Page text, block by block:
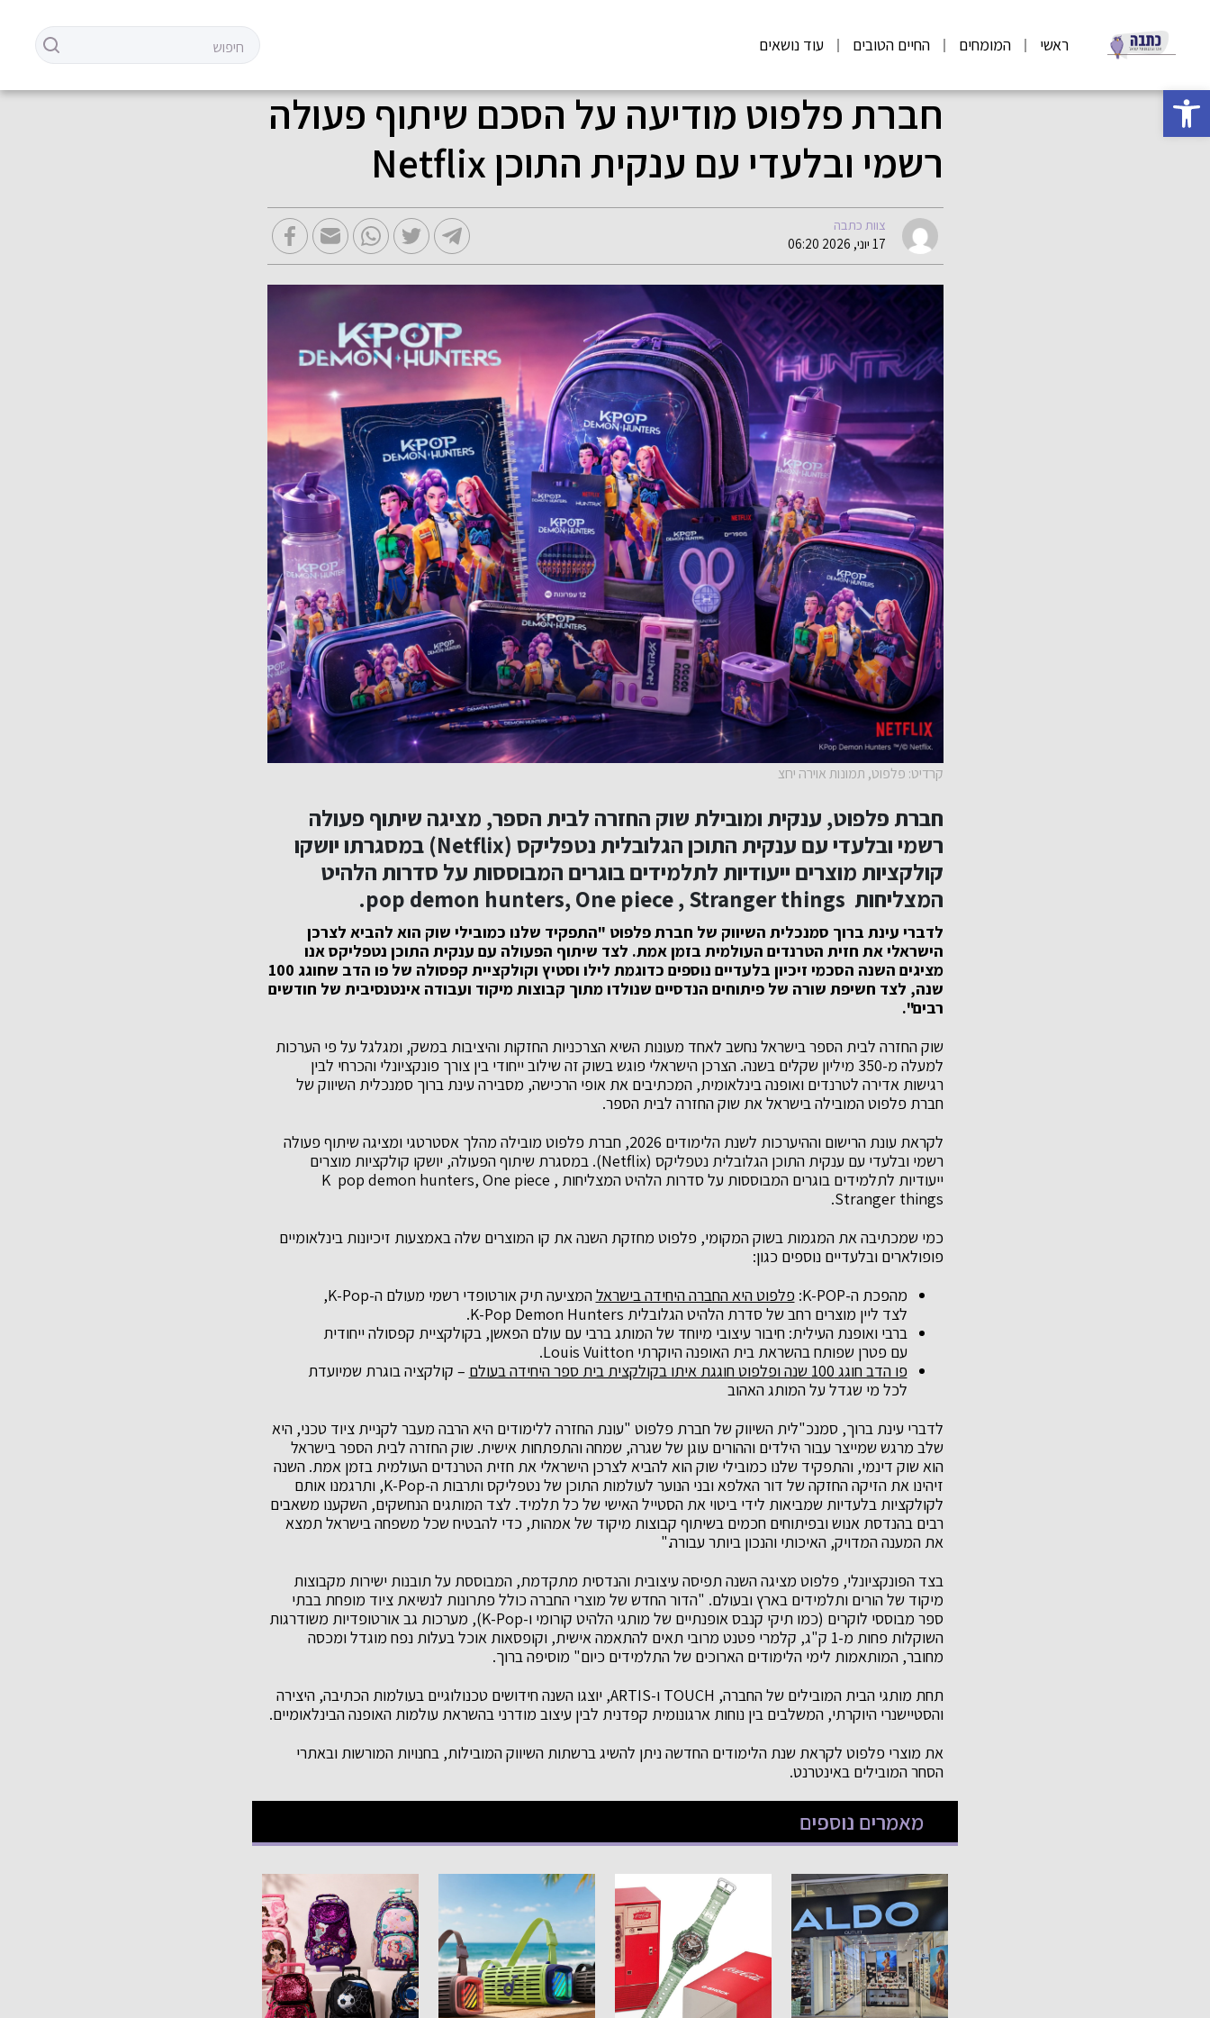
פתח סרגל נגישות
ראשי המומחים החיים הטובים עוד נושאים
חברת פלפוט מודיעה על הסכם שיתוף פעולה
רשמי ובלעדי עם ענקית התוכן Netflix
צוות כתבה
17 יוני, 2026 06:20
קרדיט: פלפוט, תמונות אוירה יחצ
חברת פלפוט, ענקית ומובילת שוק החזרה לבית הספר, מציגה שיתוף פעולה
רשמי ובלעדי עם ענקית התוכן הגלובלית נטפליקס (Netflix) במסגרתו יושקו
קולקציות מוצרים ייעודיות לתלמידים בוגרים המבוססות על סדרות הלהיט
המצליחות pop demon hunters, One piece , Stranger things.
לדברי עינת ברוך סמנכלית השיווק של חברת פלפוט "התפקיד שלנו כמובילי שוק הוא להביא לצרכן
הישראלי את חזית הטרנדים העולמית בזמן אמת. לצד שיתוף הפעולה עם ענקית התוכן נטפליקס אנו
מציגים השנה הסכמי זיכיון בלעדיים נוספים כדוגמת לילו וסטיץ וקולקציית קפסולה של פו הדב שחוגג 100
שנה, לצד חשיפת שורה של פיתוחים הנדסיים שנולדו מתוך קבוצות מיקוד ועבודה אינטנסיבית של חודשים
רבים".
שוק החזרה לבית הספר בישראל נחשב לאחד מעונות השיא הצרכניות החזקות והיציבות במשק, ומגלגל על פי הערכות
למעלה מ-350 מיליון שקלים בשנה. הצרכן הישראלי פוגש בשוק זה שילוב ייחודי בין צורך פונקציונלי והכרחי לבין
רגישות אדירה לטרנדים ואופנה בינלאומית, המכתיבים את אופי הרכישה, מסבירה עינת ברוך סמנכלית השיווק של
חברת פלפוט המובילה בישראל את שוק החזרה לבית הספר.
לקראת עונת הרישום וההיערכות לשנת הלימודים 2026, חברת פלפוט מובילה מהלך אסטרטגי ומציגה שיתוף פעולה
רשמי ובלעדי עם ענקית התוכן הגלובלית נטפליקס (Netflix). במסגרת שיתוף הפעולה, יושקו קולקציות מוצרים
ייעודיות לתלמידים בוגרים המבוססות על סדרות הלהיט המצליחות K pop demon hunters, One piece ,
Stranger things.
כמי שמכתיבה את המגמות בשוק המקומי, פלפוט מחזקת השנה את קו המוצרים שלה באמצעות זיכיונות בינלאומיים
פופולארים ובלעדיים נוספים כגון:
מהפכת ה-K-POP:
פלפוט היא החברה היחידה בישראל
המציעה תיק אורטופדי רשמי מעולם ה-K-Pop,
לצד ליין מוצרים רחב של סדרת הלהיט הגלובלית K-Pop Demon Hunters.
ברבי ואופנת העילית: חיבור עיצובי מיוחד של המותג ברבי עם עולם הפאשן, בקולקציית קפסולה ייחודית
עם פטרן שפותח בהשראת בית האופנה היוקרתי Louis Vuitton.
פו הדב חוגג 100 שנה ופלפוט חוגגת איתו בקולקצית בית ספר היחידה בעולם
– קולקציה בוגרת שמיועדת
לכל מי שגדל על המותג האהוב
לדברי עינת ברוך, סמנכ"לית השיווק של חברת פלפוט "עונת החזרה ללימודים היא הרבה מעבר לקניית ציוד טכני, היא
שלב מרגש שמייצר עבור הילדים וההורים עוגן של שגרה, שמחה והתפתחות אישית. שוק החזרה לבית הספר בישראל
הוא שוק דינמי, והתפקיד שלנו כמובילי שוק הוא להביא לצרכן הישראלי את חזית הטרנדים העולמית בזמן אמת. השנה
זיהינו את הזיקה החזקה של דור האלפא ובני הנוער לעולמות התוכן של נטפליקס ותרבות ה-K-Pop, ותרגמנו אותם
לקולקציות בלעדיות שמביאות לידי ביטוי את הסטייל האישי של כל תלמיד. לצד המותגים הנחשקים, השקענו משאבים
רבים בהנדסת אנוש ובפיתוחים חכמים בשיתוף קבוצות מיקוד של אמהות, כדי להבטיח שכל משפחה בישראל תמצא
את המענה המדויק, האיכותי והנכון ביותר עבורה."
בצד הפונקציונלי, פלפוט מציגה השנה תפיסה עיצובית והנדסית מתקדמת, המבוססת על תובנות ישירות מקבוצות
מיקוד של הורים ותלמידים בארץ ובעולם. "הדור החדש של מוצרי החברה כולל פתרונות לנשיאת ציוד מופחת בבתי
ספר מבוססי לוקרים (כמו תיקי קנבס אופנתיים של מותגי הלהיט קורומי ו-K-Pop), מערכות גב אורטופדיות משודרגות
השוקלות פחות מ-1 ק"ג, קלמרי פטנט מרובי תאים להתאמה אישית, וקופסאות אוכל בעלות נפח מוגדל ומכסה
מחובר, המותאמות לימי הלימודים הארוכים של התלמידים כיום" מוסיפה ברוך.
תחת מותגי הבית המובילים של החברה, TOUCH ו-ARTIS, יוצגו השנה חידושים טכנולוגיים בעולמות הכתיבה, היצירה
והסטיישנרי היוקרתי, המשלבים בין נוחות ארגונומית קפדנית לבין עיצוב מודרני בהשראת עולמות האופנה הבינלאומיים.
את מוצרי פלפוט לקראת שנת הלימודים החדשה ניתן להשיג ברשתות השיווק המובילות, בחנויות המורשות ובאתרי
הסחר המובילים באינטרנט.
מאמרים נוספים